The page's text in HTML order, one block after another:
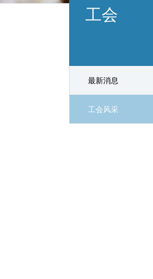
工会
最新消息
工会风采